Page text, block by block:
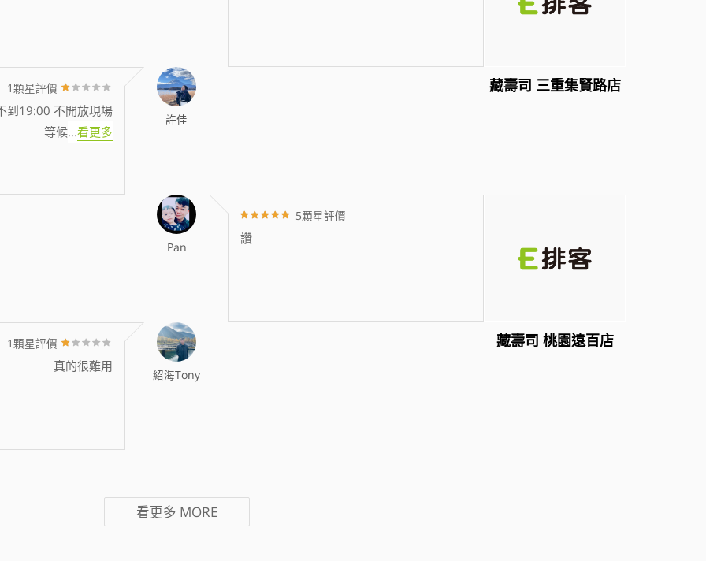
藏壽司 三重集賢路店
許佳
1顆星評價
到19:00 不開放現場
等候...看更多
Pan
5顆星評價
讚
藏壽司 桃園遠百店
紹海Tony
1顆星評價
真的很難用
看更多 MORE